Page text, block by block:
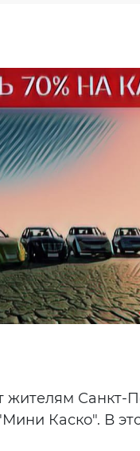
жителям Санкт-
Каско". В